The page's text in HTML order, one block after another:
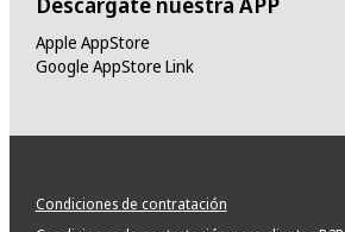
Apple AppStore
Google AppStore Link
Condiciones de contratación